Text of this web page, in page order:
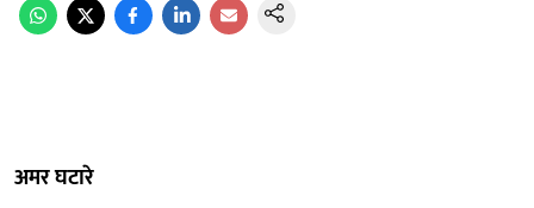
अमर घटारे